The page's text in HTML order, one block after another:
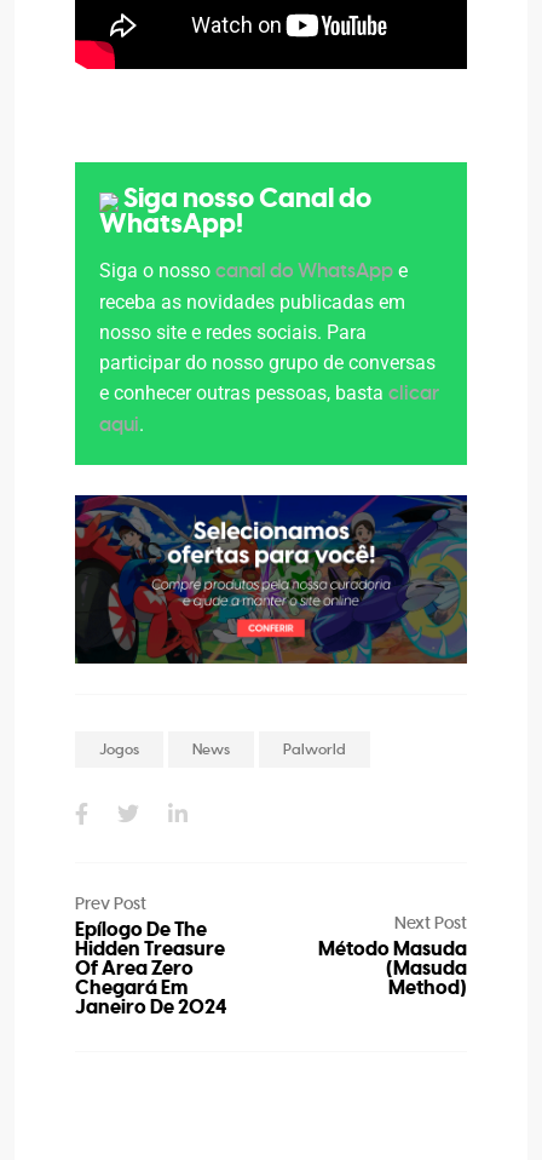
Siga nosso Canal do
WhatsApp!
Siga o nosso canal do WhatsApp e
receba as novidades publicadas em
nosso site e redes sociais. Para
participar do nosso grupo de conversas
e conhecer outras pessoas, basta clicar
aqui.
Jogos News Palworld
Prev Post
Epílogo De The
Hidden Treasure
Of Area Zero
Chegará Em
Janeiro De 2024
Next Post
Método Masuda
(Masuda
Method)